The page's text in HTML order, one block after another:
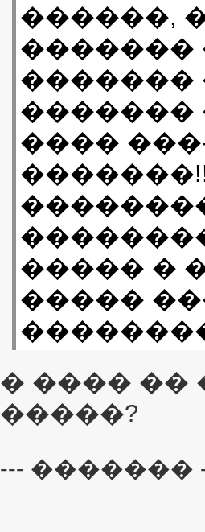
������,
�������
�������
�������
����
����� �
�����
� ���� ��
�����?
--- �������